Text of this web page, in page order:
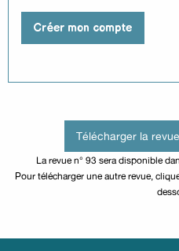
Créer mon compte
Télécharger la
La revue n° 93 sera disponible
Pour télécharger une autre revue,